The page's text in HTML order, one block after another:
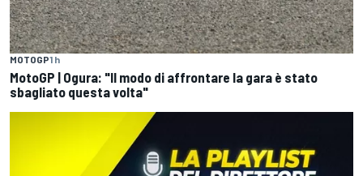
MOTOGP1 h
MotoGP | Ogura: "Il modo di affrontare la gara è stato
sbagliato questa volta"